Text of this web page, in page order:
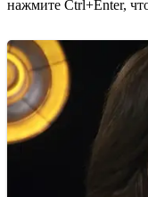
нажмите Ctrl+Enter,